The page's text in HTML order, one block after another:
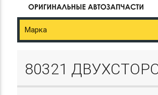
80321